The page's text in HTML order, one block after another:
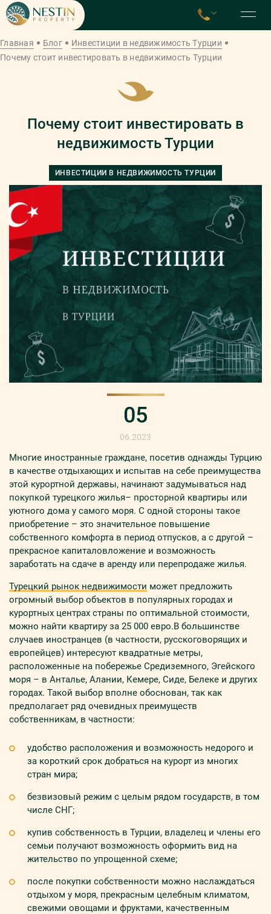
Главная Блог
Инвестиции в недвижимость Турции
Почему стоит инвестировать в недвижимость Турции
Почему стоит инвестировать в
недвижимость Турции
ИНВЕСТИЦИИ В НЕДВИЖИМОСТЬ ТУРЦИИ
05
06.2023
Многие иностранные граждане, посетив однажды Турцию
в качестве отдыхающих и испытав на себе преимущества
этой курортной державы, начинают задумываться над
покупкой турецкого жилья– просторной квартиры или
уютного дома у самого моря. С одной стороны такое
приобретение – это значительное повышение
собственного комфорта в период отпусков, а с другой –
прекрасное капиталовложение и возможность
заработать на сдаче в аренду или перепродаже жилья.
Турецкий рынок недвижимости может предложить
огромный выбор объектов в популярных городах и
курортных центрах страны по оптимальной стоимости,
можно найти квартиру за 25 000 евро.В большинстве
случаев иностранцев (в частности, русскоговорящих и
европейцев) интересуют квадратные метры,
расположенные на побережье Средиземного, Эгейского
моря – в Анталье, Алании, Кемере, Сиде, Белеке и других
городах. Такой выбор вполне обоснован, так как
предполагает ряд очевидных преимуществ
собственникам, в частности:
удобство расположения и возможность недорого и
за короткий срок добраться на курорт из многих
стран мира;
безвизовый режим с целым рядом государств, в том
числе СНГ;
купив собственность в Турции, владелец и члены его
семьи получают возможность оформить вид на
жительство по упрощенной схеме;
после покупки собственности можно наслаждаться
отдыхом у моря, прекрасным целебным климатом,
свежими овощами и фруктами, качественным